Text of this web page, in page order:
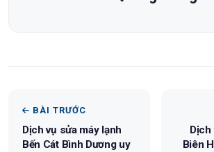
BÀI TRƯỚC
Dịch vụ sửa máy lạnh
Bến Cát Bình Dương uy
Dịch
Biên